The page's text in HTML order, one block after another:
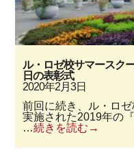
ル・ロゼ校サマースク
日の表彰式
2020年2月3日
前回に続き、ル・ロ
実施された2019年の
…続きを読む